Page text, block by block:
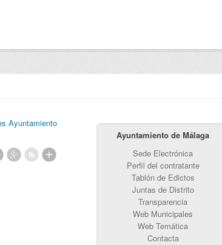
Ayuntamiento
Ayuntamiento de Málaga
Sede Electrónica
Perfil del contratante
Tablón de Edictos
Juntas de Distrito
Transparencia
Web Municipales
Web Temática
Contacta